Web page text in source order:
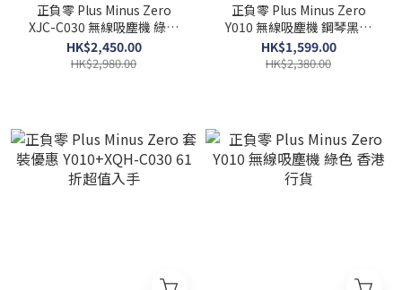
正負零 Plus Minus Zero
XJC-C030 無線吸塵機 綠色
香港行貨
HK$2,450.00
HK$2,980.00
正負零 Plus Minus Zero
Y010 無線吸塵機 鋼琴黑色
香港行貨
HK$1,599.00
HK$2,380.00